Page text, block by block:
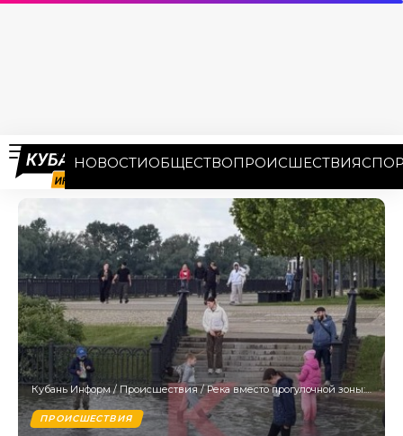
НОВОСТИОБЩЕСТВОПРОИСШЕСТВИЯ
Кубань Информ/Происшествия/Река вместо прогулочной зоны: в ЮМР Краснодара подтопило набережную
ПРОИСШЕСТВИЯ